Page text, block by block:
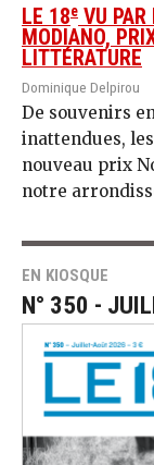
LE 18e VU PAR
MODIANO,
LITTÉRATURE
Dominique Delpirou
De souvenirs
inattendues,
nouveau prix
notre
EN KIOSQUE
N° 350 -